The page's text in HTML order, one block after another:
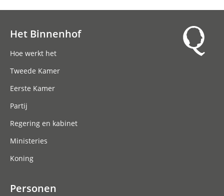
Het Binnenhof
Hoe werkt het
Tweede Kamer
Eerste Kamer
Partij
Regering en kabinet
Ministeries
Koning
Personen